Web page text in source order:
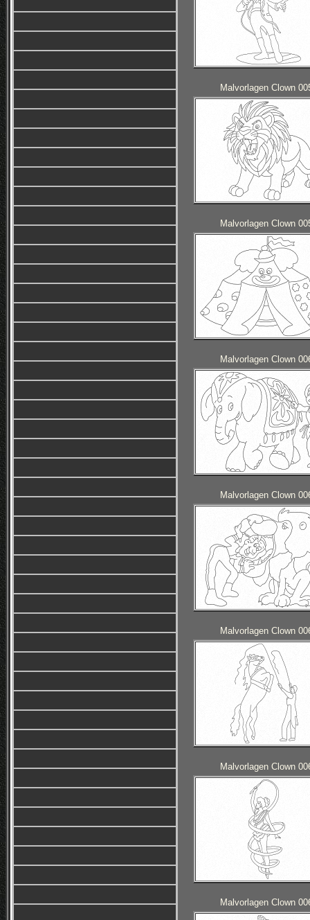
Malvorlagen Clown
Malvorlagen Clown
Malvorlagen Clown
Malvorlagen Clown
Malvorlagen Clown
Malvorlagen Clown
Malvorlagen Clown